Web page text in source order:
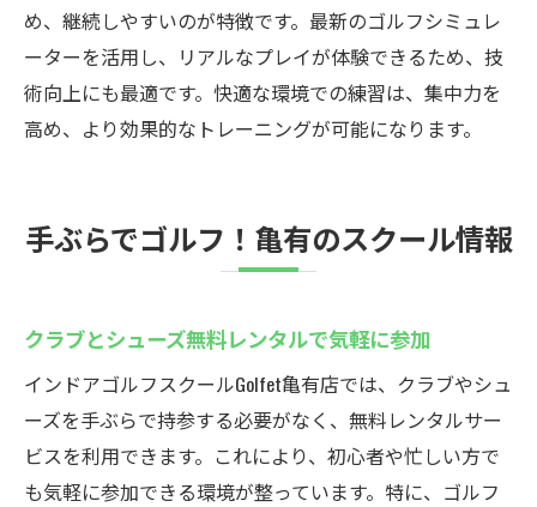
め、継続しやすいのが特徴です。最新のゴルフシミュレ
ーターを活用し、リアルなプレイが体験できるため、技
術向上にも最適です。快適な環境での練習は、集中力を
高め、より効果的なトレーニングが可能になります。
手ぶらでゴルフ！亀有のスクール情報
クラブとシューズ無料レンタルで気軽に参加
インドアゴルフスクールGolfet亀有店では、クラブやシュ
ーズを手ぶらで持参する必要がなく、無料レンタルサー
ビスを利用できます。これにより、初心者や忙しい方で
も気軽に参加できる環境が整っています。特に、ゴルフ